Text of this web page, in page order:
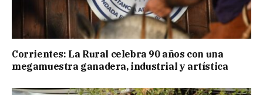
Corrientes: La Rural celebra 90 años con una
megamuestra ganadera, industrial y artística